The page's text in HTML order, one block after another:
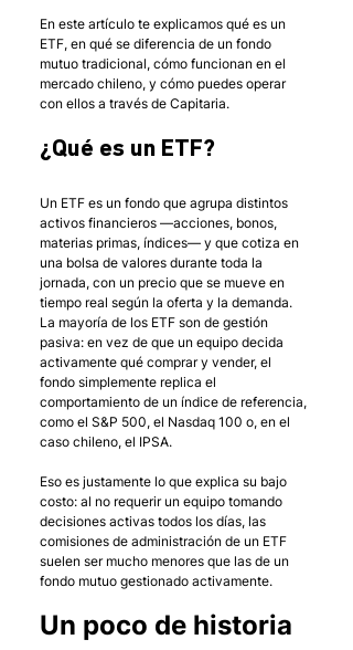
En este artículo te explicamos qué es un
ETF, en qué se diferencia de un fondo
mutuo tradicional, cómo funcionan en el
mercado chileno, y cómo puedes operar
con ellos a través de Capitaria.
¿Qué es un ETF?
Un ETF es un fondo que agrupa distintos
activos financieros —acciones, bonos,
materias primas, índices— y que cotiza en
una bolsa de valores durante toda la
jornada, con un precio que se mueve en
tiempo real según la oferta y la demanda.
La mayoría de los ETF son de gestión
pasiva: en vez de que un equipo decida
activamente qué comprar y vender, el
fondo simplemente replica el
comportamiento de un índice de referencia,
como el S&P 500, el Nasdaq 100 o, en el
caso chileno, el IPSA.
Eso es justamente lo que explica su bajo
costo: al no requerir un equipo tomando
decisiones activas todos los días, las
comisiones de administración de un ETF
suelen ser mucho menores que las de un
fondo mutuo gestionado activamente.
Un poco de historia